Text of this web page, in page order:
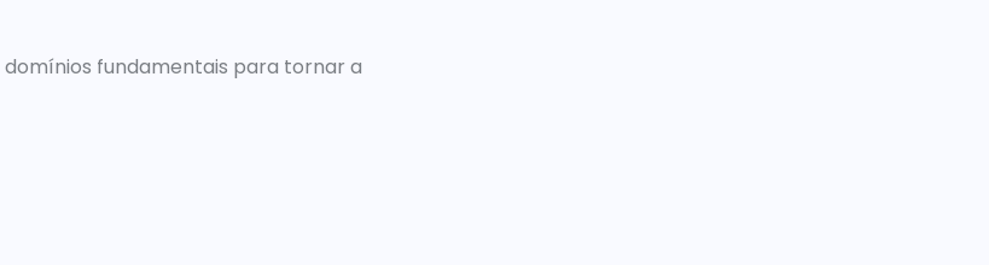
domínios fundamentais para tornar a